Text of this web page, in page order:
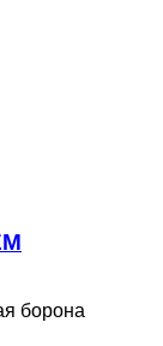
борона